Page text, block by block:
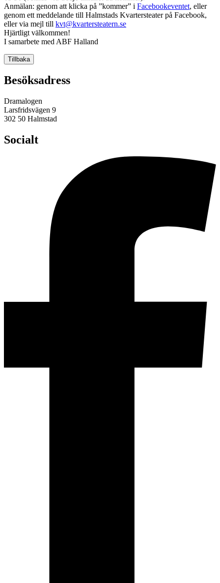
Anmälan: genom att klicka på ”kommer” i Facebookeventet, eller
genom ett meddelande till Halmstads Kvartersteater på Facebook,
eller via mejl till kvt@kvartersteatern.se
Hjärtligt välkommen!
I samarbete med ABF Halland
Tillbaka
Besöksadress
Dramalogen
Larsfridsvägen 9
302 50 Halmstad
Socialt